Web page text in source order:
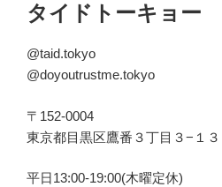
タイドトーキョー
@taid.tokyo
@doyoutrustme.tokyo
〒152-0004
東京都目黒区鷹番３丁目３−１
平日13:00-19:00(木曜定休)